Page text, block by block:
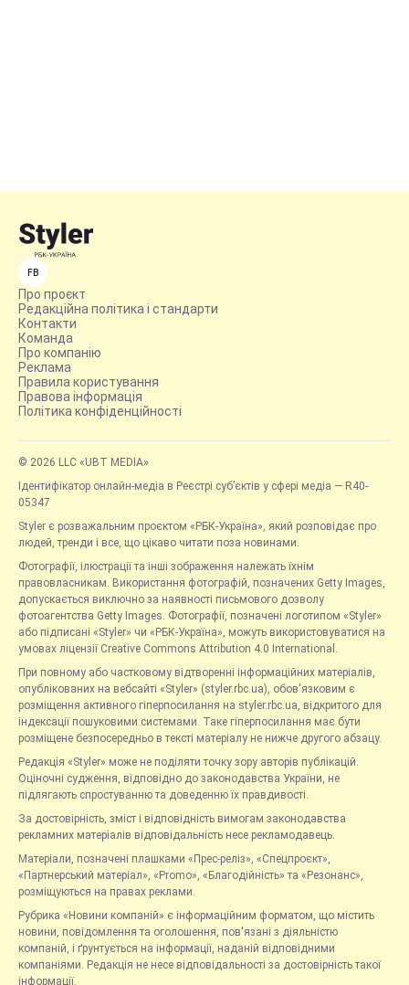
FB
Про проєкт
Редакційна політика і стандарти
Контакти
Команда
Про компанію
Реклама
Правила користування
Правова інформація
Політика конфіденційності
© 2026 LLC «UBT MEDIA»
Ідентифікатор онлайн-медіа в Реєстрі суб’єктів у сфері медіа — R40-
05347
Styler є розважальним проєктом «РБК-Україна», який розповідає про
людей, тренди і все, що цікаво читати поза новинами.
Фотографії, ілюстрації та інші зображення належать їхнім
правовласникам. Використання фотографій, позначених Getty Images,
допускається виключно за наявності письмового дозволу
фотоагентства Getty Images. Фотографії, позначені логотипом «Styler»
або підписані «Styler» чи «РБК-Україна», можуть використовуватися на
умовах ліцензії Creative Commons Attribution 4.0 International.
При повному або частковому відтворенні інформаційних матеріалів,
опублікованих на вебсайті «Styler» (styler.rbc.ua), обов'язковим є
розміщення активного гіперпосилання на styler.rbc.ua, відкритого для
індексації пошуковими системами. Таке гіперпосилання має бути
розміщене безпосередньо в тексті матеріалу не нижче другого абзацу.
Редакція «Styler» може не поділяти точку зору авторів публікацій.
Оціночні судження, відповідно до законодавства України, не
підлягають спростуванню та доведенню їх правдивості.
За достовірність, зміст і відповідність вимогам законодавства
рекламних матеріалів відповідальність несе рекламодавець.
Матеріали, позначені плашками «Прес-реліз», «Спецпроєкт»,
«Партнерський матеріал», «Promo», «Благодійність» та «Резонанс»,
розміщуються на правах реклами.
Рубрика «Новини компаній» є інформаційним форматом, що містить
новини, повідомлення та оголошення, пов'язані з діяльністю
компаній, і ґрунтується на інформації, наданій відповідними
компаніями. Редакція не несе відповідальності за достовірність такої
інформації.